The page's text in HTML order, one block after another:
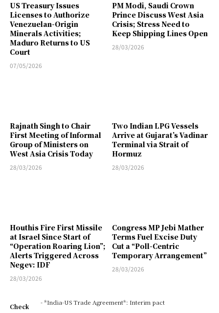
US Treasury Issues
Licenses to Authorize
Venezuelan-Origin
Minerals Activities;
Maduro Returns to US
Court
07/05/2026
PM Modi, Saudi Crown
Prince Discuss West Asia
Crisis; Stress Need to
Keep Shipping Lines Open
28/03/2026
Rajnath Singh to Chair
First Meeting of Informal
Group of Ministers on
West Asia Crisis Today
28/03/2026
Two Indian LPG Vessels
Arrive at Gujarat’s Vadinar
Terminal via Strait of
Hormuz
28/03/2026
Houthis Fire First Missile
at Israel Since Start of
“Operation Roaring Lion”;
Alerts Triggered Across
Negev: IDF
28/03/2026
Congress MP Jebi Mather
Terms Fuel Excise Duty
Cut a “Poll-Centric
Temporary Arrangement”
28/03/2026
Check
- *India-US Trade Agreement*: Interim pact